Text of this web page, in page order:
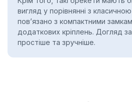
вигляд у порівнянні з
пов’язано з компактними
додаткових кріплень. Догляд
простіше та зручніше.